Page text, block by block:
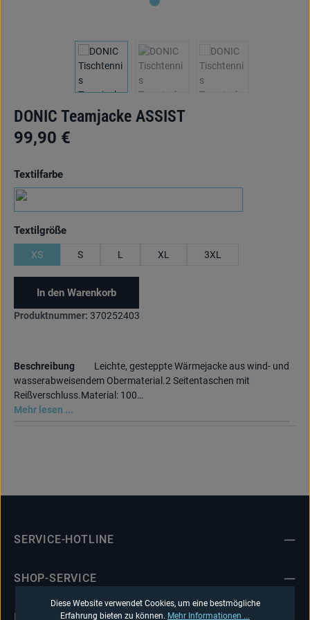
DONIC Teamjacke ASSIST
99,90 €
Textilfarbeauswählen
Textilgrößeauswählen
XS S L XL 3XL
In den Warenkorb
Produktnummer: 370252403
Beschreibung
Leichte, gesteppte Wärmejacke aus wind- und
wasserabweisendem Obermaterial.2 Seitentaschen mit
Reißverschluss.Material: 100…
Mehr lesen ...
SERVICE-HOTLINE
SHOP-SERVICE
INFORMATIONEN
Diese Website verwendet Cookies, um eine bestmögliche
Erfahrung bieten zu können. Mehr Informationen ...